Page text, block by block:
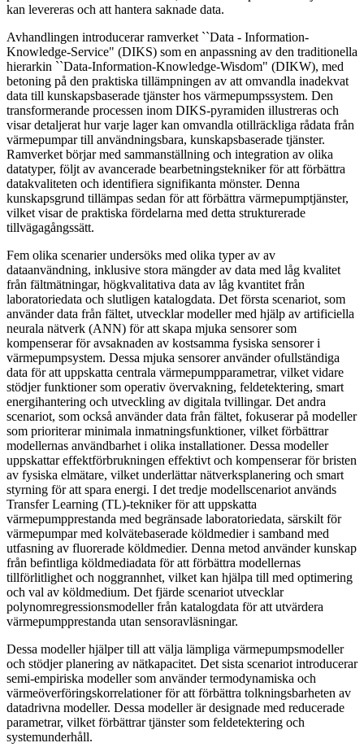
kan levereras och att hantera saknade data.
Avhandlingen introducerar ramverket ``Data - Information-
Knowledge-Service" (DIKS) som en anpassning av den traditionella
hierarkin ``Data-Information-Knowledge-Wisdom" (DIKW), med
betoning på den praktiska tillämpningen av att omvandla inadekvat
data till kunskapsbaserade tjänster hos värmepumpssystem. Den
transformerande processen inom DIKS-pyramiden illustreras och
visar detaljerat hur varje lager kan omvandla otillräckliga rådata från
värmepumpar till användningsbara, kunskapsbaserade tjänster.
Ramverket börjar med sammanställning och integration av olika
datatyper, följt av avancerade bearbetningstekniker för att förbättra
datakvaliteten och identifiera signifikanta mönster. Denna
kunskapsgrund tillämpas sedan för att förbättra värmepumptjänster,
vilket visar de praktiska fördelarna med detta strukturerade
tillvägagångssätt.
Fem olika scenarier undersöks med olika typer av av
dataanvändning, inklusive stora mängder av data med låg kvalitet
från fältmätningar, högkvalitativa data av låg kvantitet från
laboratoriedata och slutligen katalogdata. Det första scenariot, som
använder data från fältet, utvecklar modeller med hjälp av artificiella
neurala nätverk (ANN) för att skapa mjuka sensorer som
kompenserar för avsaknaden av kostsamma fysiska sensorer i
värmepumpsystem. Dessa mjuka sensorer använder ofullständiga
data för att uppskatta centrala värmepumpparametrar, vilket vidare
stödjer funktioner som operativ övervakning, feldetektering, smart
energihantering och utveckling av digitala tvillingar. Det andra
scenariot, som också använder data från fältet, fokuserar på modeller
som prioriterar minimala inmatningsfunktioner, vilket förbättrar
modellernas användbarhet i olika installationer. Dessa modeller
uppskattar effektförbrukningen effektivt och kompenserar för bristen
av fysiska elmätare, vilket underlättar nätverksplanering och smart
styrning för att spara energi. I det tredje modellscenariot används
Transfer Learning (TL)-tekniker för att uppskatta
värmepumpprestanda med begränsade laboratoriedata, särskilt för
värmepumpar med kolvätebaserade köldmedier i samband med
utfasning av fluorerade köldmedier. Denna metod använder kunskap
från befintliga köldmediadata för att förbättra modellernas
tillförlitlighet och noggrannhet, vilket kan hjälpa till med optimering
och val av köldmedium. Det fjärde scenariot utvecklar
polynomregressionsmodeller från katalogdata för att utvärdera
värmepumpprestanda utan sensoravläsningar.
Dessa modeller hjälper till att välja lämpliga värmepumpsmodeller
och stödjer planering av nätkapacitet. Det sista scenariot introducerar
semi-empiriska modeller som använder termodynamiska och
värmeöverföringskorrelationer för att förbättra tolkningsbarheten av
datadrivna modeller. Dessa modeller är designade med reducerade
parametrar, vilket förbättrar tjänster som feldetektering och
systemunderhåll.